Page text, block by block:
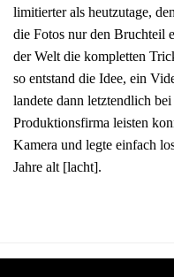
limitierter als heutzutage,
die Fotos nur den Bruchteil
der Welt die kompletten
so entstand die Idee, ein
landete dann letztendlich
Produktionsfirma leisten
Kamera und legte einfach
Jahre alt [lacht].